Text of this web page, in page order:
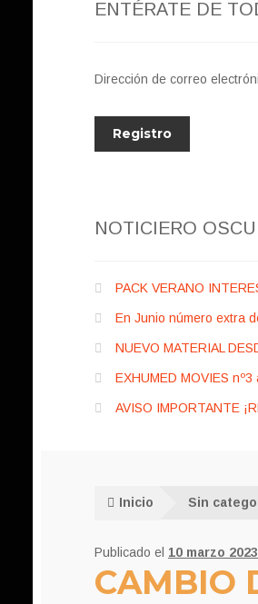
ENTÉRATE DE
Dirección de correo
NOTICIERO
PACK VERANO
En Junio número extra
NUEVO MATERIAL
EXHUMED MOVIES
AVISO IMPORTANTE
Inicio Sin
Publicado el 10 marzo 2023
CAMBIO